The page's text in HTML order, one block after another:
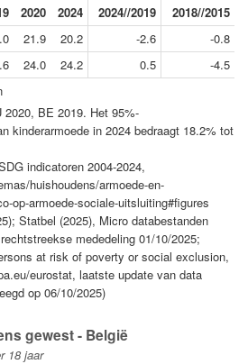
2020 2024 2024//2019
2018//2015
21.9 20.2 -2.6
-0.8
24.0 24.2 0.5
-4.5
BE 2019. Het 95%-
kinderarmoede in 2024 bedraagt 18.2% tot
indicatoren 2004-2024,
huishoudens/armoede-en-
op-armoede-sociale-uitsluiting#figures
Statbel (2025), Micro databestanden
mededeling 01/10/2025;
at risk of poverty or social exclusion,
eurostat, laatste update van data
op 06/10/2025)
gewest - België
18 jaar